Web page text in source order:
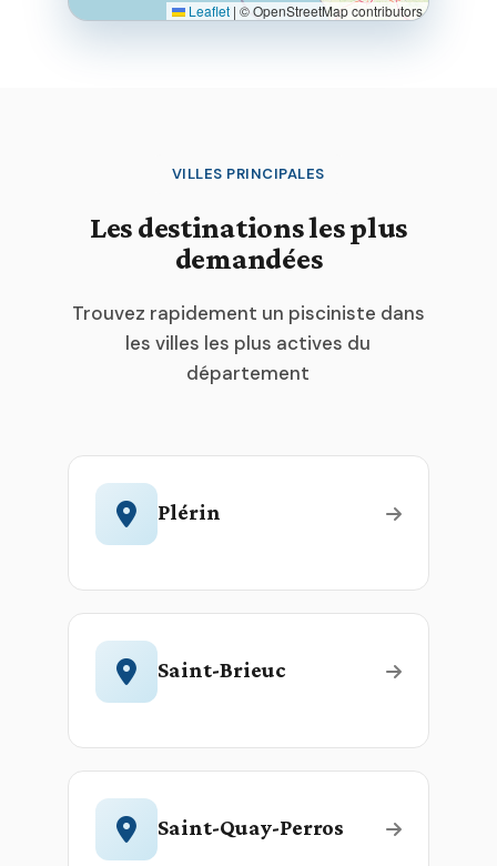
Leaflet | © OpenStreetMap contributors
VILLES PRINCIPALES
Les destinations les plus
demandées
Trouvez rapidement un pisciniste dans
les villes les plus actives du
département
Plérin
Saint-Brieuc
Saint-Quay-Perros